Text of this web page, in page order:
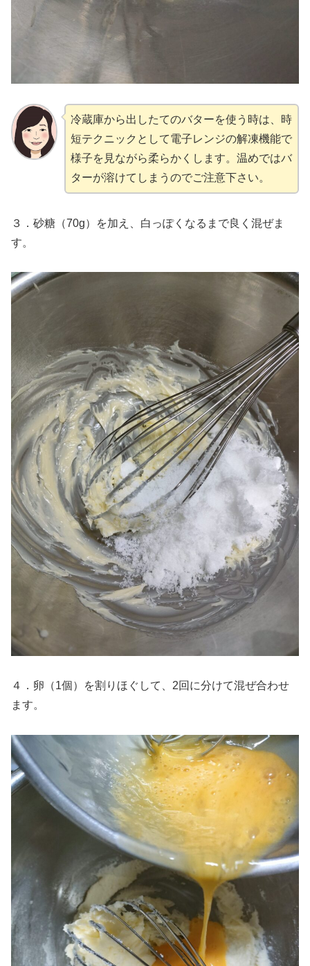
冷蔵庫から出したてのバターを使う時は、時
短テクニックとして電子レンジの解凍機能で
様子を見ながら柔らかくします。温めではバ
ターが溶けてしまうのでご注意下さい。
３．砂糖（70g）を加え、白っぽくなるまで良く混ぜま
す。
４．卵（1個）を割りほぐして、2回に分けて混ぜ合わせ
ます。